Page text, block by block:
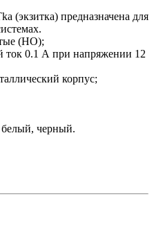
(экзитка) предназначена для
(НО);
0.1 А при напряжении 12
корпус;
черный.